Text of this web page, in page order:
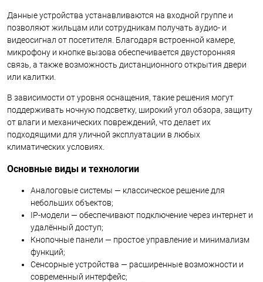
Данные устройства устанавливаются на входной группе и
позволяют жильцам или сотрудникам получать аудио- и
видеосигнал от посетителя. Благодаря встроенной камере,
микрофону и кнопке вызова обеспечивается двусторонняя
связь, а также возможность дистанционного открытия двери
или калитки.
В зависимости от уровня оснащения, такие решения могут
поддерживать ночную подсветку, широкий угол обзора, защиту
от влаги и механических повреждений, что делает их
подходящими для уличной эксплуатации в любых
климатических условиях.
Основные виды и технологии
Аналоговые системы — классическое решение для
небольших объектов;
IP-модели — обеспечивают подключение через интернет и
удалённый доступ;
Кнопочные панели — простое управление и минимализм
функций;
Сенсорные устройства — расширенные возможности и
современный интерфейс;